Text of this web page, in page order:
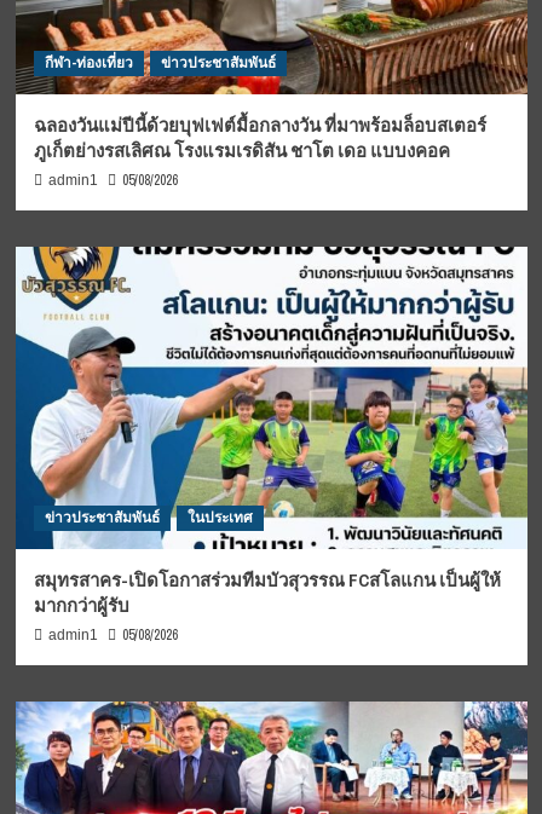
กีฬา-ท่องเที่ยว ข่าวประชาสัมพันธ์
ฉลองวันแม่ปีนี้ด้วยบุฟเฟต์มื้อกลางวัน ที่มาพร้อมล็อบสเตอร์
ภูเก็ตย่างรสเลิศณ โรงแรมเรดิสัน ชาโต เดอ แบบงคอค
admin1 05/08/2026
ข่าวประชาสัมพันธ์ ในประเทศ
สมุทรสาคร-เปิดโอกาสร่วมทีมบัวสุวรรณ FCสโลแกน เป็นผู้ให้
มากกว่าผู้รับ
admin1 05/08/2026